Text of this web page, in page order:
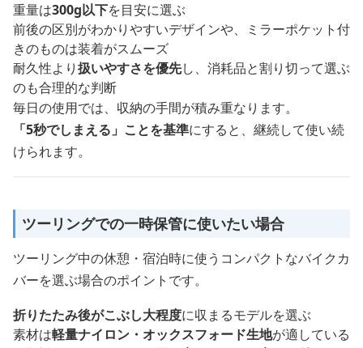
重量は300g以下を目安に選ぶ
前後の区別がわかりやすいデザインや、ミラーポケット付
きのものは装着がスムーズ
耐久性より扱いやすさを優先し、消耗品と割り切って選ぶ
のも合理的な判断
毎日の使用では、収納の手間が積み重なります。
「5秒でしまえる」ことを基準にすると、継続して使い続
けられます。
ツーリングでの一時保管に使いたい場合
ツーリング中の休憩・宿泊時に使うコンパクトなバイクカ
バーを選ぶ場合のポイントです。
折りたたみ後がこぶし大程度に収まるモデルを選ぶ
素材は軽量ナイロン・オックスフォード生地が適している